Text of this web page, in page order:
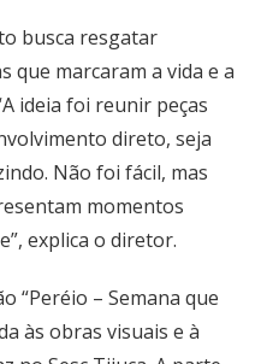
busca resgatar
que marcaram a vida e a
ideia foi reunir peças
direto, seja
Não foi fácil, mas
momentos
explica o diretor.
“Peréio – Semana que
às obras visuais e à